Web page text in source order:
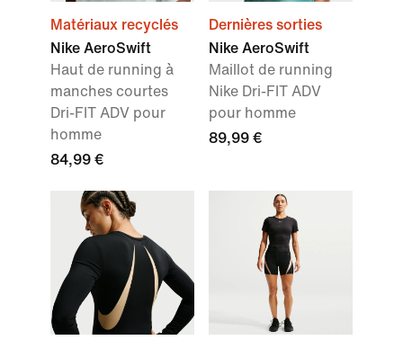
Matériaux recyclés
Nike AeroSwift
Haut de running à
manches courtes
Dri-FIT ADV pour
homme
84,99 €
Dernières sorties
Nike AeroSwift
Maillot de running
Nike Dri-FIT ADV
pour homme
89,99 €